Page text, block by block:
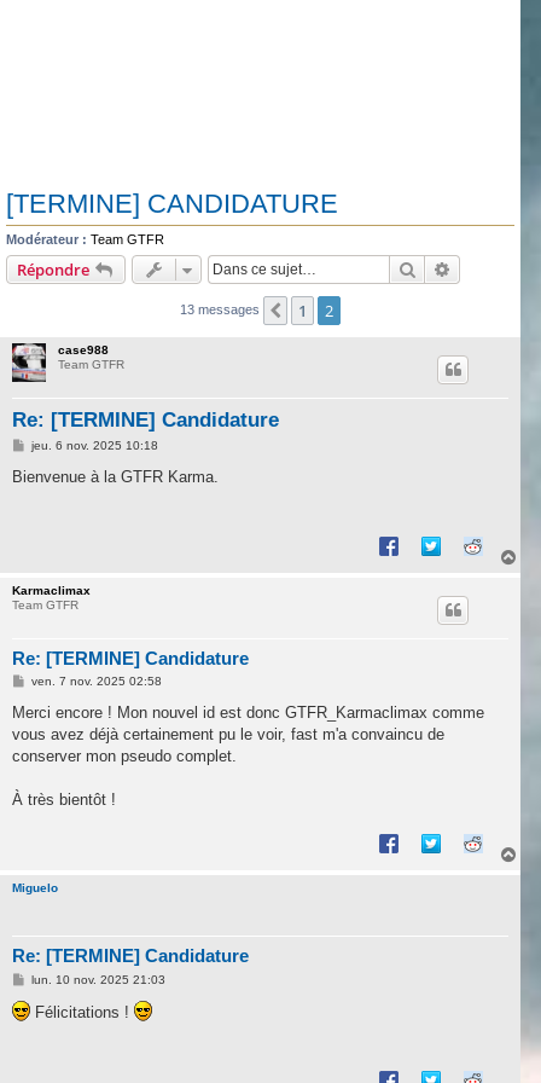
[TERMINE] CANDIDATURE
Modérateur : Team GTFR
Répondre Rechercher
13 messages Précédente
1 2
case988
Team GTFR
Re: [TERMINE] Candidature
M
s
jeu. 6 nov. 2025 10:18
Bienvenue à la GTFR Karma.
Karmaclimax
Team GTFR
Re: [TERMINE] Candidature
M
s
a
g
ven. 7 nov. 2025 02:58
Merci encore ! Mon nouvel id est donc GTFR_Karmaclimax comme
vous avez déjà certainement pu le voir, fast m'a convaincu de
conserver mon pseudo complet.
À très bientôt !
Miguelo
Re: [TERMINE] Candidature
M
s
s
lun. 10 nov. 2025 21:03
Félicitations !